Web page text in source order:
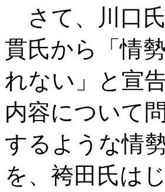
さて、川口
貫氏から「情
れない」と宣
内容について
するような情
を、袴田氏は